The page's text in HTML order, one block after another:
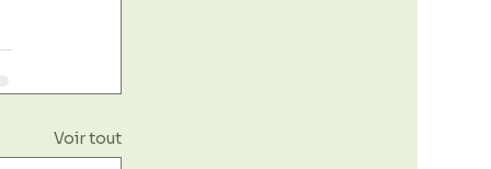
Voir tout